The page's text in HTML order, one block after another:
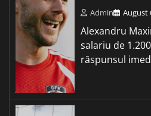
Admin August
Alexandru
salariu de
răspunsul